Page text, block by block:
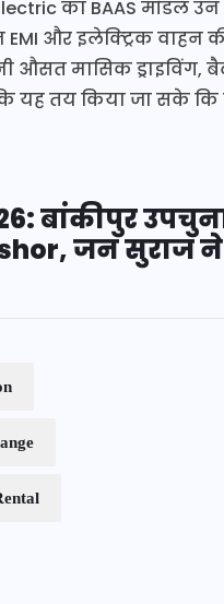
का BAAS मॉडल
और इलेक्ट्रिक वाहन
औसत मासिक
यह तय किया जा सके
बांकीपुर
जन सुराज